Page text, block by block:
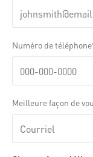
Numéro de téléphone
Meilleure façon de